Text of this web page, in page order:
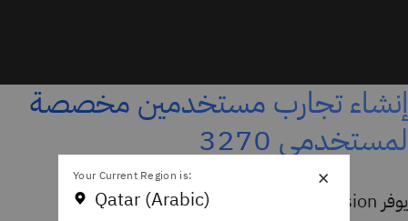
إنشاء تجارب مستخدمين مخصصة
لمستخدمي 3270
يوفر IBM CL/SuperSession أدوات مرنة لتجميع
×
Your Current Region is:
Qatar (Arabic)